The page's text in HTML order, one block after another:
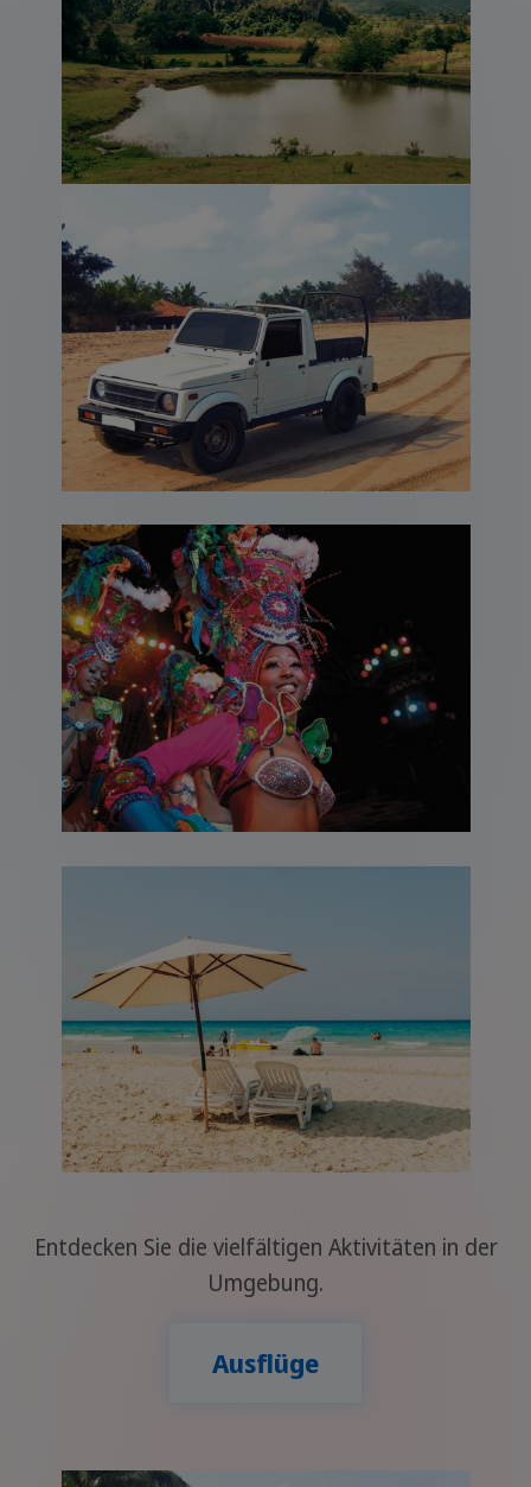
Entdecken Sie die vielfältigen Aktivitäten in der
Umgebung.
Ausflüge